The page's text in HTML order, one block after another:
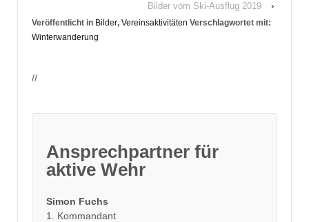
Bilder vom Ski-Ausflug 2019
›
Veröffentlicht in Bilder, Vereinsaktivitäten Verschlagwortet mit:
Winterwanderung
//
Ansprechpartner für
aktive Wehr
Simon Fuchs
1. Kommandant